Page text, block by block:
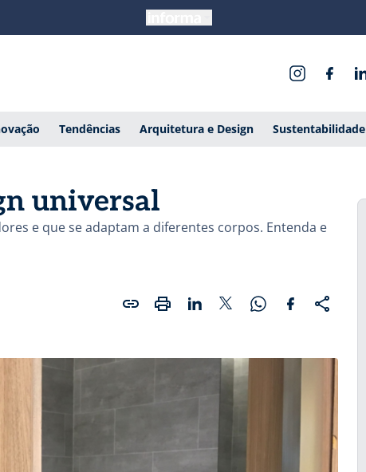
Tendências Arquitetura e Design Sustentabilidade
universal
e que se adaptam a diferentes corpos. Entenda e